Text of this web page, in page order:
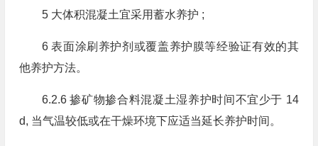
5 大体积混凝土宜采用蓄水养护 ;
6 表面涂刷养护剂或覆盖养护膜等经验证有效的其
他养护方法。
6.2.6 掺矿物掺合料混凝土湿养护时间不宜少于 14
d, 当气温较低或在干燥环境下应适当延长养护时间。